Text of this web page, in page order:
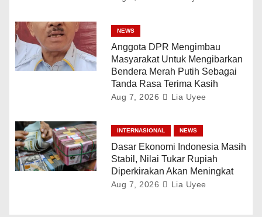
NEWS
Anggota DPR Mengimbau
Masyarakat Untuk Mengibarkan
Bendera Merah Putih Sebagai
Tanda Rasa Terima Kasih
Aug 7, 2026 Lia Uyee
INTERNASIONAL NEWS
Dasar Ekonomi Indonesia Masih
Stabil, Nilai Tukar Rupiah
Diperkirakan Akan Meningkat
Aug 7, 2026 Lia Uyee